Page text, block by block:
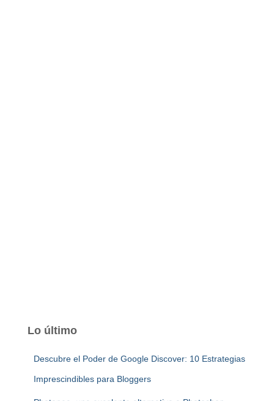
Lo último
Descubre el Poder de Google Discover: 10 Estrategias
Imprescindibles para Bloggers